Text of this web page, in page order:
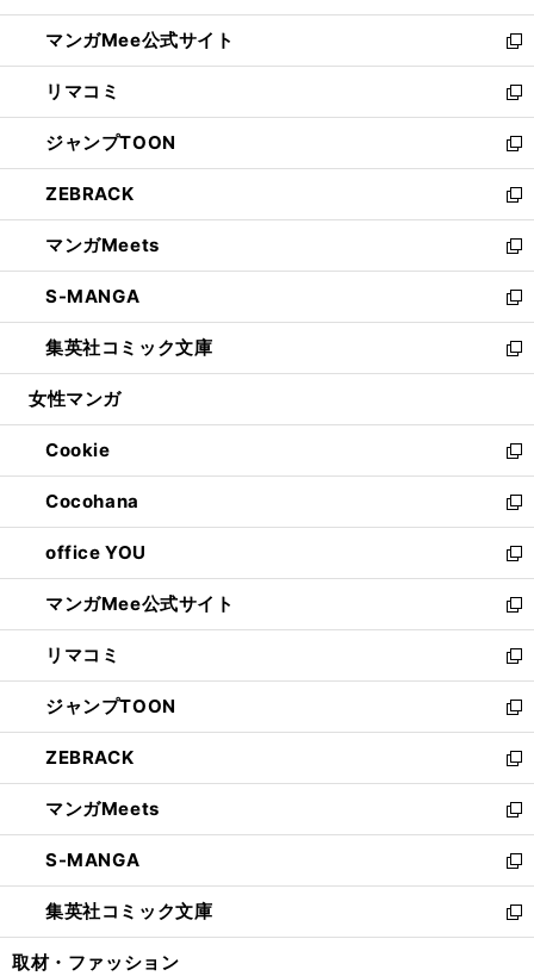
開
く
ン
ド
ウ
で
開
く
ウ
ィ
ン
ド
ウ
で
開
く
し
い
ウ
ィ
ン
ド
ウ
で
開
く
マンガMee公式サイト
新
し
い
ウ
ィ
ン
ド
ウ
で
開
く
リマコミ
新
し
い
ウ
ィ
ン
ド
ウ
で
開
く
ジャンプTOON
新
し
い
ウ
ィ
ン
ド
ウ
で
開
ZEBRACK
新
し
い
ウ
ィ
ン
ド
ウ
開
く
マンガMeets
新
し
い
ウ
ィ
ン
ウ
で
開
く
S-MANGA
新
し
い
ウ
ン
ド
ウ
で
開
く
集英社コミック文庫
新
し
ウ
ィ
ン
ド
ウ
で
開
く
女性マンガ
Cookie
新
し
い
ウ
ィ
ン
ド
ウ
で
開
く
Cocohana
新
し
い
ウ
ィ
ン
ド
ウ
で
開
く
office YOU
新
し
い
ウ
ィ
ン
ド
ウ
で
開
く
マンガMee公式サイト
新
し
い
ウ
ィ
ン
ド
ウ
で
開
く
リマコミ
新
し
い
ウ
ィ
ン
ド
ウ
で
開
く
ジャンプTOON
新
し
い
ウ
ィ
ン
ド
ウ
で
開
ZEBRACK
新
し
い
ウ
ィ
ン
ド
ウ
マンガMeets
新
し
い
ウ
ィ
ン
S-MANGA
新
し
い
ウ
集英社コミック文庫
新
し
取材・ファッション